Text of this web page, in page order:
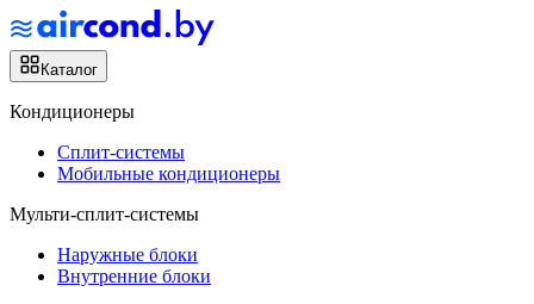
Каталог
Кондиционеры
Сплит-системы
Мобильные кондиционеры
Мульти-сплит-системы
Наружные блоки
Внутренние блоки